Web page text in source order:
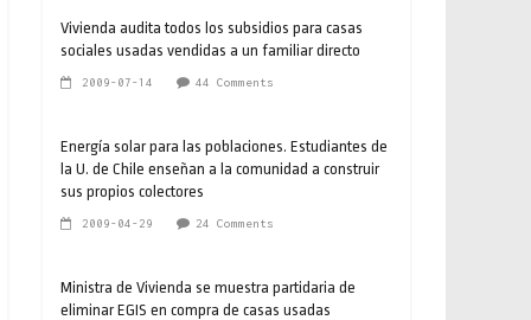
Vivienda audita todos los subsidios para casas
sociales usadas vendidas a un familiar directo
2009-07-14 44 Comments
Energía solar para las poblaciones. Estudiantes de
la U. de Chile enseñan a la comunidad a construir
sus propios colectores
2009-04-29 24 Comments
Ministra de Vivienda se muestra partidaria de
eliminar EGIS en compra de casas usadas